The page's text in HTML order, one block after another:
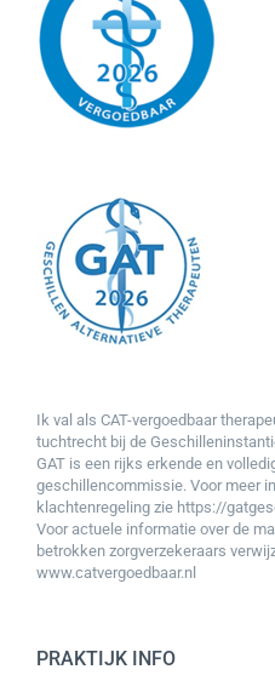
Ik val als CAT-vergoedbaar
tuchtrecht bij de
GAT is een rijks erkende en
geschillencommissie. Voor meer
klachtenregeling zie https://
Voor actuele informatie over de
betrokken zorgverzekeraars
www.catvergoedbaar.nl
PRAKTIJK INFO